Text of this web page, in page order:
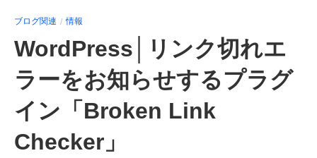
ブログ関連 情報
WordPress│リンク切れエ
ラーをお知らせするプラグ
イン「Broken Link
Checker」